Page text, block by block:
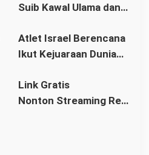
Suib Kawal Ulama dan
Atlet Israel Berencana
Ikut Kejuaraan Dunia
Kata Menlu
Link Gratis
Nonton Streaming Real